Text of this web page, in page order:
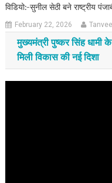
विडियो:-सुनील सेठी बने राष्ट्रीय
February 22, 2026
मुख्यमंत्री पुष्कर सिंह धामी
मिली विकास की नई दिशा